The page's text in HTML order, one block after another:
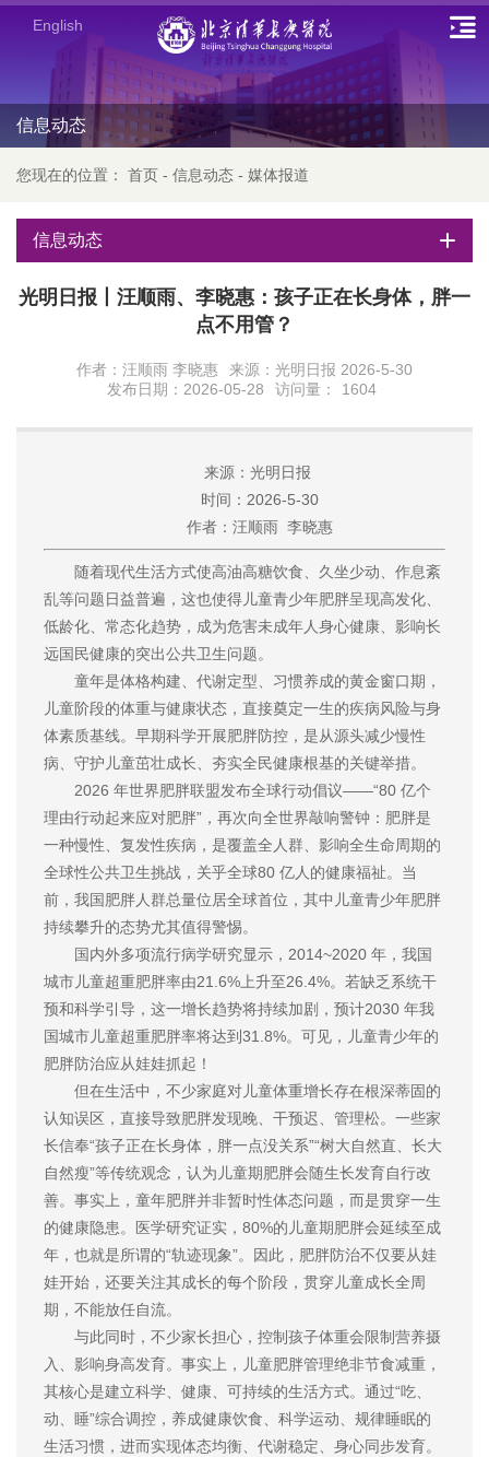
English
信息动态
您现在的位置： 首页 - 信息动态 - 媒体报道
信息动态
光明日报丨汪顺雨、李晓惠：孩子正在长身体，胖一
点不用管？
作者：汪顺雨 李晓惠
来源：光明日报 2026-5-30
发布日期：2026-05-28
访问量： 1604
来源：光明日报
时间：2026-5-30
作者：汪顺雨 李晓惠
随着现代生活方式使高油高糖饮食、久坐少动、作息紊
乱等问题日益普遍，这也使得儿童青少年肥胖呈现高发化、
低龄化、常态化趋势，成为危害未成年人身心健康、影响长
远国民健康的突出公共卫生问题。
童年是体格构建、代谢定型、习惯养成的黄金窗口期，
儿童阶段的体重与健康状态，直接奠定一生的疾病风险与身
体素质基线。早期科学开展肥胖防控，是从源头减少慢性
病、守护儿童茁壮成长、夯实全民健康根基的关键举措。
2026 年世界肥胖联盟发布全球行动倡议——“80 亿个
理由行动起来应对肥胖”，再次向全世界敲响警钟：肥胖是
一种慢性、复发性疾病，是覆盖全人群、影响全生命周期的
全球性公共卫生挑战，关乎全球80 亿人的健康福祉。当
前，我国肥胖人群总量位居全球首位，其中儿童青少年肥胖
持续攀升的态势尤其值得警惕。
国内外多项流行病学研究显示，2014~2020 年，我国
城市儿童超重肥胖率由21.6%上升至26.4%。若缺乏系统干
预和科学引导，这一增长趋势将持续加剧，预计2030 年我
国城市儿童超重肥胖率将达到31.8%。可见，儿童青少年的
肥胖防治应从娃娃抓起！
但在生活中，不少家庭对儿童体重增长存在根深蒂固的
认知误区，直接导致肥胖发现晚、干预迟、管理松。一些家
长信奉“孩子正在长身体，胖一点没关系”“树大自然直、长大
自然瘦”等传统观念，认为儿童期肥胖会随生长发育自行改
善。事实上，童年肥胖并非暂时性体态问题，而是贯穿一生
的健康隐患。医学研究证实，80%的儿童期肥胖会延续至成
年，也就是所谓的“轨迹现象”。因此，肥胖防治不仅要从娃
娃开始，还要关注其成长的每个阶段，贯穿儿童成长全周
期，不能放任自流。
与此同时，不少家长担心，控制孩子体重会限制营养摄
入、影响身高发育。事实上，儿童肥胖管理绝非节食减重，
其核心是建立科学、健康、可持续的生活方式。通过“吃、
动、睡”综合调控，养成健康饮食、科学运动、规律睡眠的
生活习惯，进而实现体态均衡、代谢稳定、身心同步发育。